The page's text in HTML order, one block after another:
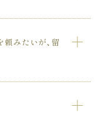
有資格シッターがお
みたいが、留
であり、業界初の貴
ールなど、大手クレ